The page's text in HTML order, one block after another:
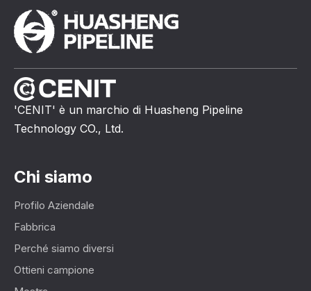
'CENIT' è un marchio di Huasheng Pipeline
Technology CO., Ltd.
Chi siamo
Profilo Aziendale
Fabbrica
Perché siamo diversi
Ottieni campione